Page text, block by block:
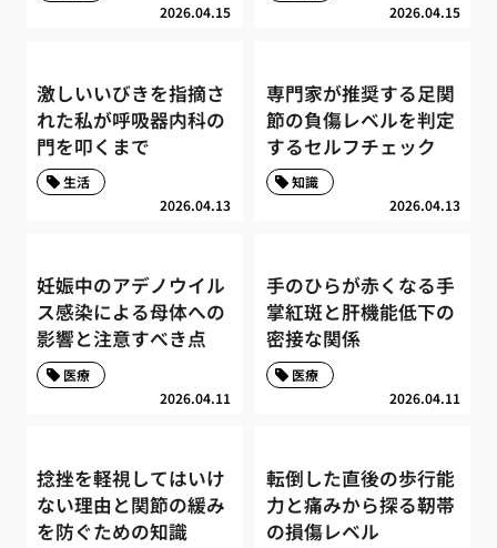
2026.04.15 2026.04.15
激しいいびきを指摘さ
れた私が呼吸器内科の
門を叩くまで
2026.04.13
生活
専門家が推奨する足関
節の負傷レベルを判定
するセルフチェック
2026.04.13
知識
妊娠中のアデノウイル
ス感染による母体への
影響と注意すべき点
2026.04.11
医療
手のひらが赤くなる手
掌紅斑と肝機能低下の
密接な関係
2026.04.11
医療
捻挫を軽視してはいけ
ない理由と関節の緩み
を防ぐための知識
転倒した直後の歩行能
力と痛みから探る靭帯
の損傷レベル